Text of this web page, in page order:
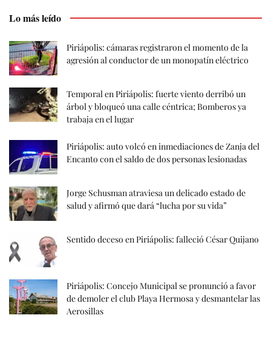
Lo más leído
Piriápolis: cámaras registraron el momento de la
agresión al conductor de un monopatín eléctrico
Temporal en Piriápolis: fuerte viento derribó un
árbol y bloqueó una calle céntrica; Bomberos ya
trabaja en el lugar
Piriápolis: auto volcó en inmediaciones de Zanja del
Encanto con el saldo de dos personas lesionadas
Jorge Schusman atraviesa un delicado estado de
salud y afirmó que dará “lucha por su vida”
Sentido deceso en Piriápolis: falleció César Quijano
Piriápolis: Concejo Municipal se pronunció a favor
de demoler el club Playa Hermosa y desmantelar las
Aerosillas